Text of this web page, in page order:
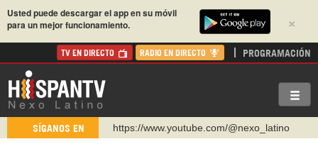
×
Usted puede descargar el app en su móvil
para un mejor funcionamiento.
TV EN DIRECTO RADIO EN DIRECTO PROGRAMACIÓN
SÍGANOS EN
https://www.youtube.com/@nexo_latino